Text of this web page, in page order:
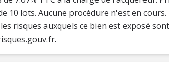
10 lots. Aucune procédure n'est en cours.
risques auxquels ce bien est exposé